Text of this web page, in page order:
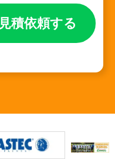
見積依頼する